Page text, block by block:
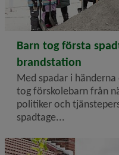
2026-02-27
Barn tog första
brandstation
Med spadar i
tog förskolebarn från
politiker och
spadtage...